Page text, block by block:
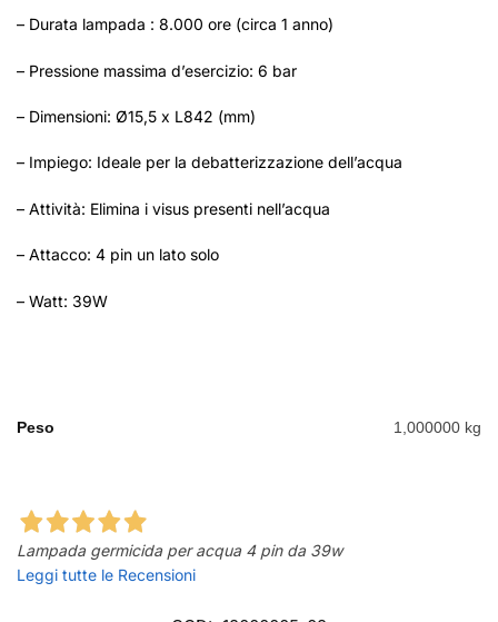
– Durata lampada : 8.000 ore (circa 1 anno)
– Pressione massima d’esercizio: 6 bar
– Dimensioni: Ø15,5 x L842 (mm)
– Impiego: Ideale per la debatterizzazione dell’acqua
– Attività: Elimina i visus presenti nell’acqua
– Attacco: 4 pin un lato solo
– Watt: 39W
Peso 1,000000 kg
Lampada germicida per acqua 4 pin da 39w
Leggi tutte le Recensioni